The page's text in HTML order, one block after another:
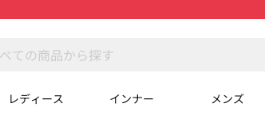
レディース インナー メンズ